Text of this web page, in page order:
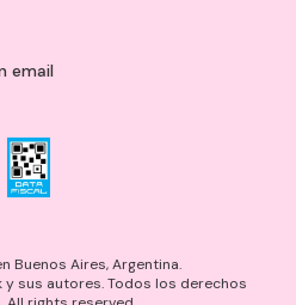
email
Buenos Aires, Argentina.
sus autores. Todos los derechos